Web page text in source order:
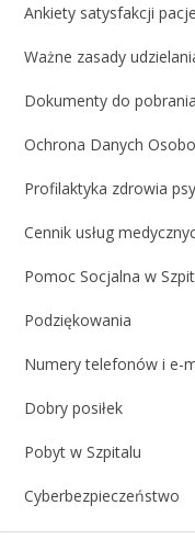
Ankiety satysfakcji
Ważne zasady
Dokumenty do
Ochrona Danych
Profilaktyka zdrowia
Cennik usług
Pomoc Socjalna w
Podziękowania
Numery telefonów i e-
Dobry posiłek
Pobyt w Szpitalu
Cyberbezpieczeństwo